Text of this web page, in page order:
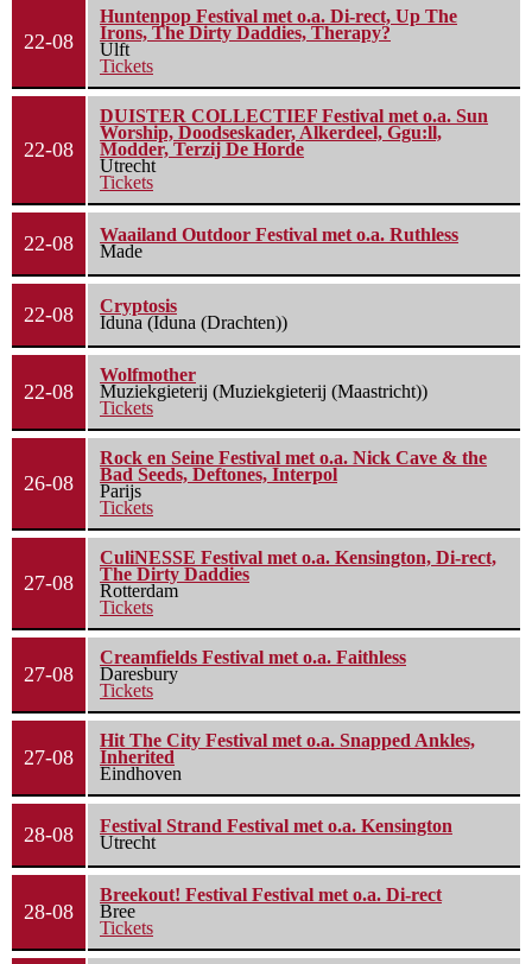
22-08
Huntenpop Festival met o.a. Di-rect, Up The
Irons, The Dirty Daddies, Therapy?
Ulft
Tickets
22-08
DUISTER COLLECTIEF Festival met o.a. Sun
Worship, Doodseskader, Alkerdeel, Ggu:ll,
Modder, Terzij De Horde
Utrecht
Tickets
22-08
Waailand Outdoor Festival met o.a. Ruthless
Made
22-08
Cryptosis
Iduna (Iduna (Drachten))
22-08
Wolfmother
Muziekgieterij (Muziekgieterij (Maastricht))
Tickets
26-08
Rock en Seine Festival met o.a. Nick Cave & the
Bad Seeds, Deftones, Interpol
Parijs
Tickets
27-08
CuliNESSE Festival met o.a. Kensington, Di-rect,
The Dirty Daddies
Rotterdam
Tickets
27-08
Creamfields Festival met o.a. Faithless
Daresbury
Tickets
27-08
Hit The City Festival met o.a. Snapped Ankles,
Inherited
Eindhoven
28-08
Festival Strand Festival met o.a. Kensington
Utrecht
28-08
Breekout! Festival Festival met o.a. Di-rect
Bree
Tickets